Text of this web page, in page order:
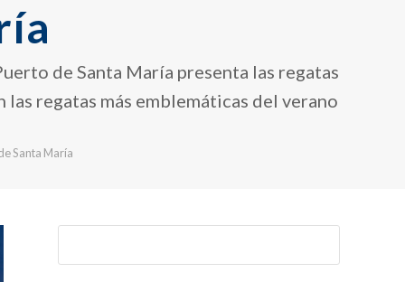
de Santa María presenta las regatas
regatas más emblemáticas del verano
Santa María